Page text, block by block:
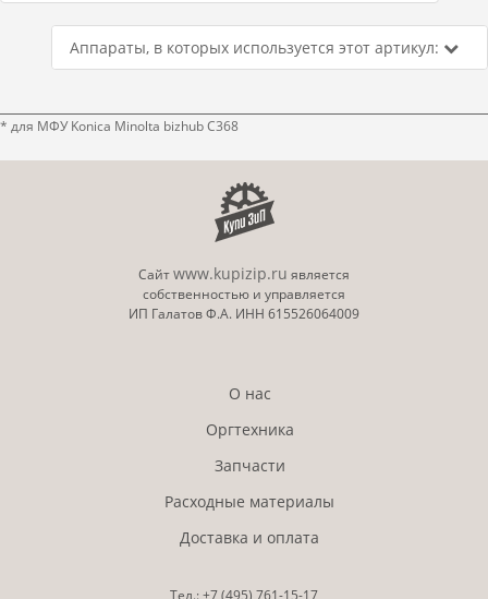
Аппараты, в которых используется этот артикул:
* для МФУ Konica Minolta bizhub C368
Сайтwww.kupizip.ru является
собственностью и управляется
ИП Галатов Ф.А. ИНН 615526064009
О нас
Оргтехника
Запчасти
Расходные материалы
Доставка и оплата
Тел.:+7 (495) 761-15-17